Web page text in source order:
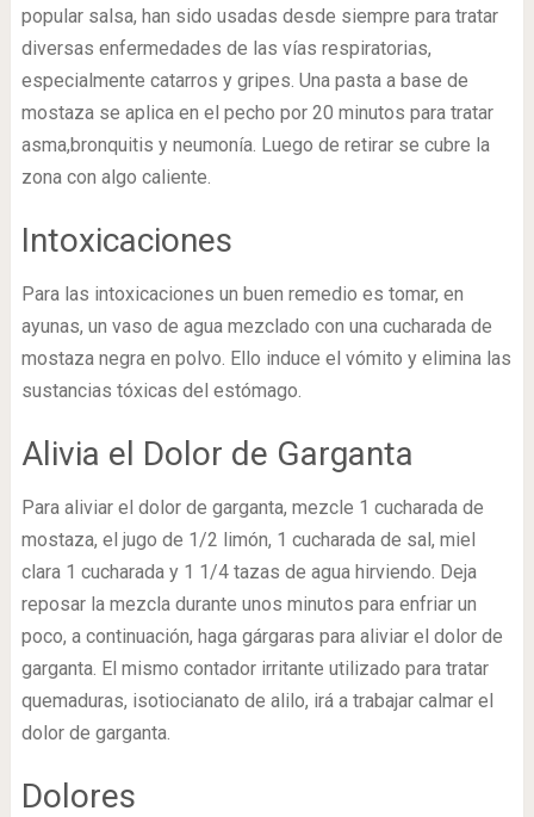
popular salsa, han sido usadas desde siempre para tratar
diversas enfermedades de las vías respiratorias,
especialmente catarros y gripes. Una pasta a base de
mostaza se aplica en el pecho por 20 minutos para tratar
asma,bronquitis y neumonía. Luego de retirar se cubre la
zona con algo caliente.
Intoxicaciones
Para las intoxicaciones un buen remedio es tomar, en
ayunas, un vaso de agua mezclado con una cucharada de
mostaza negra en polvo. Ello induce el vómito y elimina las
sustancias tóxicas del estómago.
Alivia el Dolor de Garganta
Para aliviar el dolor de garganta, mezcle 1 cucharada de
mostaza, el jugo de 1/2 limón, 1 cucharada de sal, miel
clara 1 cucharada y 1 1/4 tazas de agua hirviendo. Deja
reposar la mezcla durante unos minutos para enfriar un
poco, a continuación, haga gárgaras para aliviar el dolor de
garganta. El mismo contador irritante utilizado para tratar
quemaduras, isotiocianato de alilo, irá a trabajar calmar el
dolor de garganta.
Dolores